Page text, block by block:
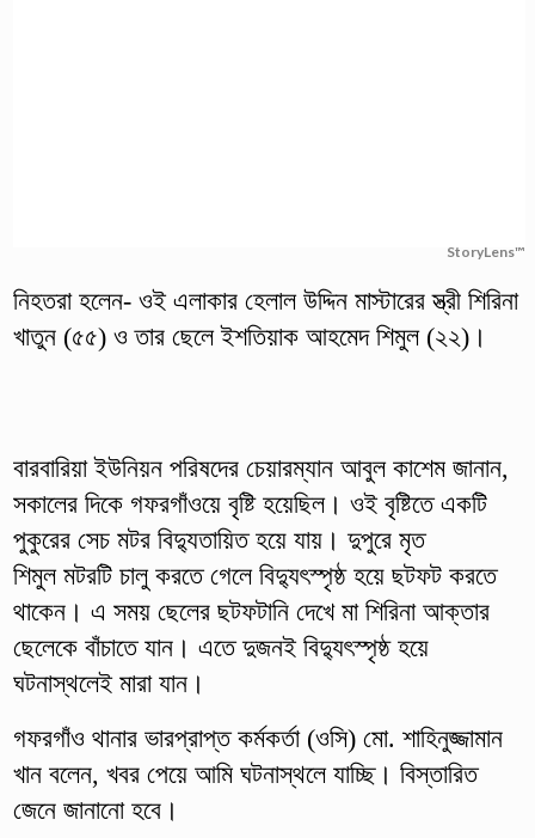
StoryLens™
নিহতরা হলেন- ওই এলাকার হেলাল উদ্দিন মাস্টারের স্ত্রী শিরিনা
খাতুন (৫৫) ও তার ছেলে ইশতিয়াক আহমেদ শিমুল (২২)।
বারবারিয়া ইউনিয়ন পরিষদের চেয়ারম্যান আবুল কাশেম জানান,
সকালের দিকে গফরগাঁওয়ে বৃষ্টি হয়েছিল। ওই বৃষ্টিতে একটি
পুকুরের সেচ মটর বিদ্যুতায়িত হয়ে যায়। দুপুরে মৃত
শিমুল মটরটি চালু করতে গেলে বিদ্যুৎস্পৃষ্ঠ হয়ে ছটফট করতে
থাকেন। এ সময় ছেলের ছটফটানি দেখে মা শিরিনা আক্তার
ছেলেকে বাঁচাতে যান। এতে দুজনই বিদ্যুৎস্পৃষ্ঠ হয়ে
ঘটনাস্থলেই মারা যান।
গফরগাঁও থানার ভারপ্রাপ্ত কর্মকর্তা (ওসি) মো. শাহিনুজ্জামান
খান বলেন, খবর পেয়ে আমি ঘটনাস্থলে যাচ্ছি। বিস্তারিত
জেনে জানানো হবে।